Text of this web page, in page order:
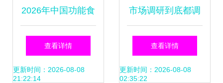
2026年中国功能食
品产业链图谱及投
资布局分析
查看详情
更新时间：2026-08-08
21:22:14
市场调研到底都调
研什么？一次搞清
楚
查看详情
更新时间：2026-08-08
02:35:22